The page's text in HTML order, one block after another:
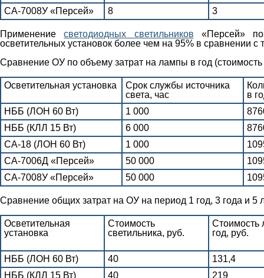
СА-7008У «Персей»
8 3
Применениесветодиодных светильников «Персей»
осветительных установок более чем на 95% в сравнении
Сравнение ОУ по объему затрат на лампы в год
Осветительная установка
Срок службы источника
света, час
в
НББ (ЛОН 60 Вт)
1 000
НББ (КЛЛ 15 Вт)
6 000
СА-18 (ЛОН 60 Вт)
1 000
СА-7006Д «Персей»
50 000
СА-7008У «Персей»
50 000
Сравнение общих затрат на ОУ на период 1 год, 3 года и 5
Осветительная
установка
Стоимость
светильника, руб.
Стоимость
год, руб.
НББ (ЛОН 60 Вт) 40
131,4
НББ (КЛЛ 15 Вт)
40
219